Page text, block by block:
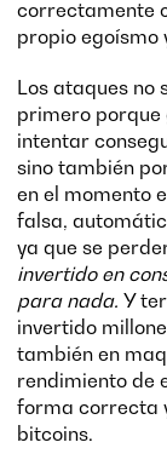
correctamente
propio egoísmo
Los ataques no
primero porque
intentar
sino también
en el momento
falsa,
ya que se
invertido en
para nada. Y
invertido
también en
rendimiento de
forma correcta
bitcoins.